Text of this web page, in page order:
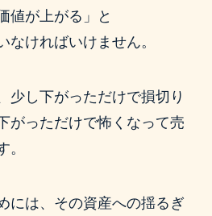
値が上がる」と
なければいけません。
少し下がっただけで損切り
がっただけで怖くなって売
。
には、その資産への揺るぎ